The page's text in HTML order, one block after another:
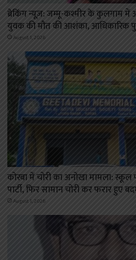
ब्रेकिंग न्यूज़: जम्मू-कश्मीर के कुलगाम
युवक की मौत की आशंका, आधिकारिक
August 1, 2026
कोरबा में चोरी का अनोखा मामला:
पार्टी, फिर सामान चोरी कर फरार हुए
August 1, 2026